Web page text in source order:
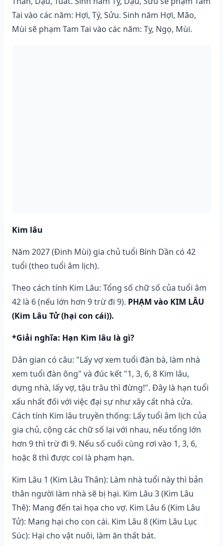
Tai vào các năm: Hợi, Tý, Sửu. Sinh năm Hợi, Mão,
Mùi sẽ phạm Tam Tai vào các năm: Tỵ, Ngọ, Mùi.
Kim lâu
Năm 2027 (Đinh Mùi) gia chủ tuổi Bính Dần có 42
tuổi (theo tuổi âm lịch).
Theo cách tính Kim Lâu: Tổng số chữ số của tuổi âm
42 là 6 (nếu lớn hơn 9 trừ đi 9). PHẠM vào KIM LÂU
(Kim Lâu Tử (hại con cái)).
*Giải nghĩa: Hạn Kim lâu là gì?
Dân gian có câu: "Lấy vợ xem tuổi đàn bà, làm nhà
xem tuổi đàn ông" và đúc kết "1, 3, 6, 8 Kim lâu,
dựng nhà, lấy vợ, tậu trâu thì đừng!". Đây là hạn tuổi
xấu nhất đối với việc đại sự như xây cất nhà cửa.
Cách tính Kim lâu truyền thống: Lấy tuổi âm lịch của
gia chủ, cộng các chữ số lại với nhau, nếu tổng lớn
hơn 9 thì trừ đi 9. Nếu số cuối cùng rơi vào 1, 3, 6,
hoặc 8 thì được coi là phạm hạn.
Kim Lâu 1 (Kim Lâu Thân): Làm nhà tuổi này thì bản
thân người làm nhà sẽ bị hại. Kim Lâu 3 (Kim Lâu
Thê): Mang đến tai họa cho vợ. Kim Lâu 6 (Kim Lâu
Tử): Mang hại cho con cái. Kim Lâu 8 (Kim Lâu Lục
Súc): Hại cho vật nuôi, làm ăn thất bát.